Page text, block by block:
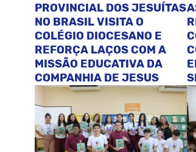
PROVINCIAL DOS JESUÍTAS
NO BRASIL VISITA O
COLÉGIO DIOCESANO E
REFORÇA LAÇOS COM A
MISSÃO EDUCATIVA DA
COMPANHIA DE JESUS